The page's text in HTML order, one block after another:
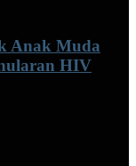
Anak Muda
HIV